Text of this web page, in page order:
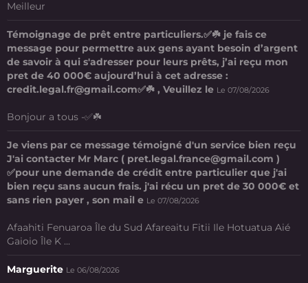
Meilleur
Témoignage de prêt entre particuliers.✅☘️ je fais ce
message pour permettre aux gens ayant besoin d’argent
de savoir à qui s'adresser pour leurs prêts, j’ai reçu mon
pret de 40 000€ aujourd’hui à cet adresse :
credit.legal.fr@gmail.com✅☘️ , Veuillez le Le 07/08/2026
Bonjour a tous -✅☘️
Je viens par ce message témoigné d'un service bien reçu
J'ai contacter Mr Marc ( pret.legal.france@gmail.com )
✅pour une demande de crédit entre particulier que j'ai
bien reçu sans aucun frais. j'ai récu un pret de 30 000€ et
sans rien payer , son mail e Le 07/08/2026
Afaahiti Fenuaroa Île du Sud Afareaitu Fitii Ile Hotuatua Aié
Gaioio Île K ...
Marguerite Le 06/08/2026